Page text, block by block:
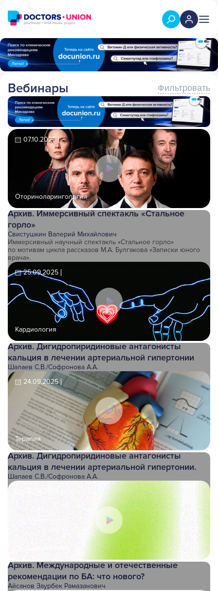
Вебинары Фильтровать
07.10.2025
Оториноларингология
Архив. Иммерсивный спектакль «Стальное
горло»
Свистушкин Валерий Михайлович
Иммерсивный научный спектакль «Стальное горло»
по мотивам цикла рассказов М.А. Булгакова «Записки юного
врача».
25.09.2025
Кардиология
Архив. Дигидропиридиновые антагонисты
кальция в лечении артериальной гипертонии
Шалаев С.В./Софронова А.А.
24.09.2025
Терапия
Архив. Дигидропиридиновые антагонисты
кальция в лечении артериальной гипертонии.
Шалаев С.В./Софронова А.А.
04.06.2025
Пульмонология
Архив. Международные и отечественные
рекомендации по БА: что нового?
Айсанов Заурбек Рамазанович